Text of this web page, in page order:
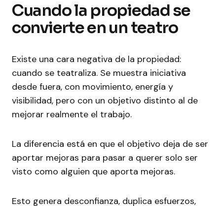
Cuando la propiedad se
convierte en un teatro
Existe una cara negativa de la propiedad:
cuando se teatraliza. Se muestra iniciativa
desde fuera, con movimiento, energía y
visibilidad, pero con un objetivo distinto al de
mejorar realmente el trabajo.
La diferencia está en que el objetivo deja de ser
aportar mejoras para pasar a querer solo ser
visto como alguien que aporta mejoras.
Esto genera desconfianza, duplica esfuerzos,